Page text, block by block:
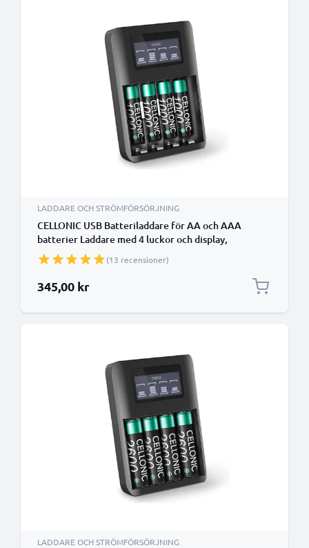
LADDARE OCH STRÖMFÖRSÖRJNING
CELLONIC USB Batteriladdare för AA och AAA
batterier Laddare med 4 luckor och display,
batteriladdare + 4x laddningsbara batterier AAA
1000mAh
(13 recensioner)
345,00 kr
LADDARE OCH STRÖMFÖRSÖRJNING